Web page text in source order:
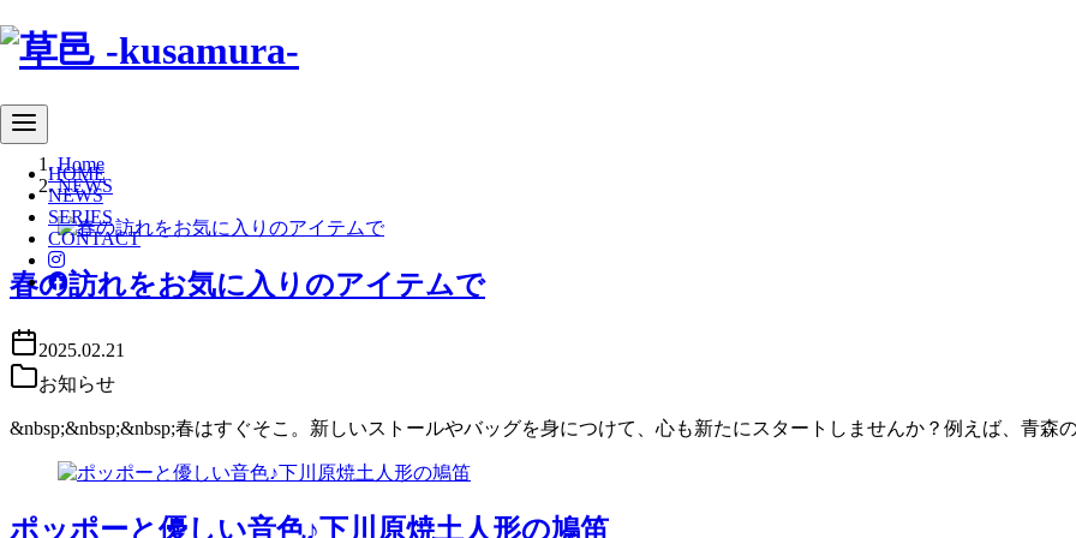
コ
へ
移
HOME
NEWS
SERIES
CONTACT
Home
NEWS
春の訪れをお気に入りのアイテムで
2025.02.21
お知らせ
&nbsp;&nbsp;&nbsp;春はすぐそこ。新しいストールやバッグを身につけて、心も新たにスタートしませんか？例えば、青森
ポッポーと優しい音色♪下川原焼土人形の鳩笛